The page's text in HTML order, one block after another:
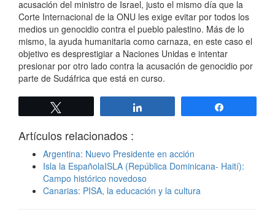
acusación del ministro de Israel, justo el mismo día que la
Corte Internacional de la ONU les exige evitar por todos los
medios un genocidio contra el pueblo palestino. Más de lo
mismo, la ayuda humanitaria como carnaza, en este caso el
objetivo es desprestigiar a Naciones Unidas e intentar
presionar por otro lado contra la acusación de genocidio por
parte de Sudáfrica que está en curso.
Artículos relacionados :
Argentina: Nuevo Presidente en acción
Isla la EspañolaISLA (República Dominicana- Haití):
Campo histórico novedoso
Canarias: PISA, la educación y la cultura